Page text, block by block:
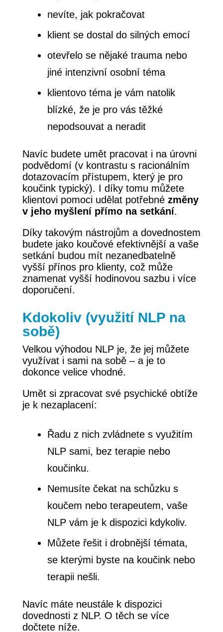
nevíte, jak pokračovat
klient se dostal do silných emocí
otevřelo se nějaké trauma nebo
jiné intenzivní osobní téma
klientovo téma je vám natolik
blízké, že je pro vás těžké
nepodsouvat a neradit
Navíc budete umět pracovat i na úrovni
podvědomí (v kontrastu s racionálním
dotazovacím přístupem, který je pro
koučink typický). I díky tomu můžete
klientovi pomoci udělat potřebné změny
v jeho myšlení přímo na setkání.
Díky takovým nástrojům a dovednostem
budete jako koučové efektivnější a vaše
setkání budou mít nezanedbatelně
vyšší přínos pro klienty, což může
znamenat vyšší hodinovou sazbu i více
doporučení.
Kdokoliv (využití NLP na
sobě)
Velkou výhodou NLP je, že jej můžete
využívat i sami na sobě – a je to
dokonce velice vhodné.
Umět si zpracovat své psychické obtíže
je k nezaplacení:
Řadu z nich zvládnete s využitím
NLP sami, bez terapie nebo
koučinku.
Nemusíte čekat na schůzku s
koučem nebo terapeutem, vaše
NLP vám je k dispozici kdykoliv.
Můžete řešit i drobnější témata,
se kterými byste na koučink nebo
terapii nešli.
Navíc máte neustále k dispozici
dovednosti z NLP. O těch se více
dočtete níže.